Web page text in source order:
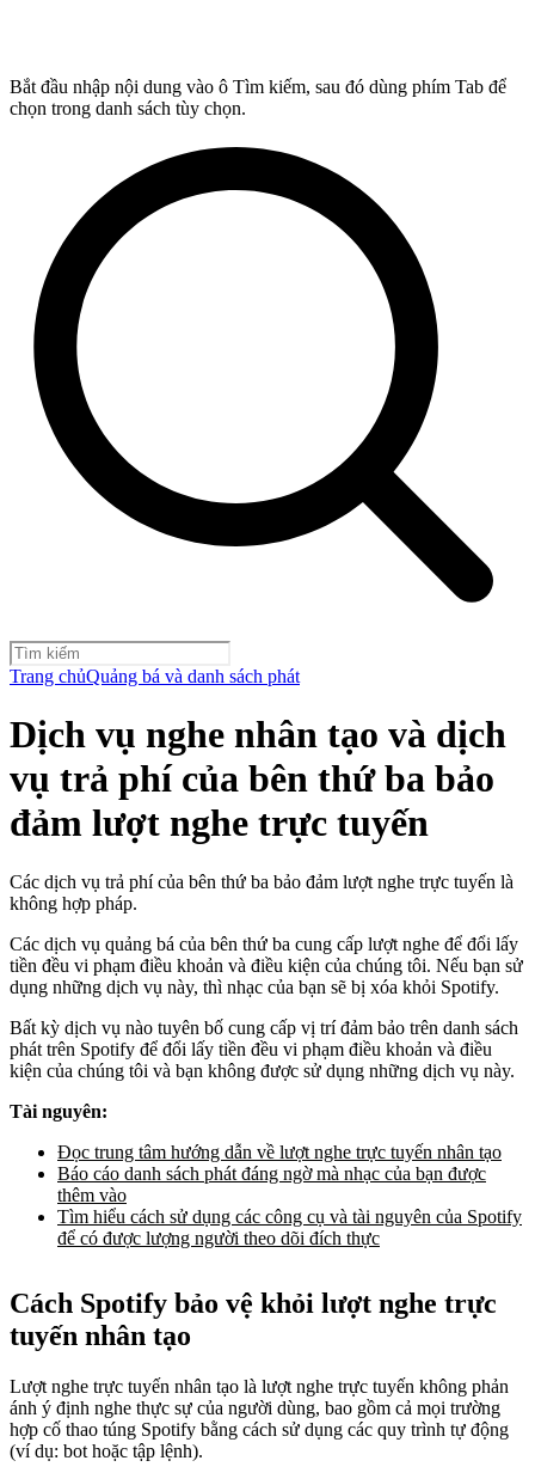
Bắt đầu nhập nội dung vào ô Tìm kiếm, sau đó dùng phím Tab để
chọn trong danh sách tùy chọn.
Trang chủQuảng bá và danh sách phát
Dịch vụ nghe nhân tạo và dịch
vụ trả phí của bên thứ ba bảo
đảm lượt nghe trực tuyến
Các dịch vụ trả phí của bên thứ ba bảo đảm lượt nghe trực tuyến là
không hợp pháp.
Các dịch vụ quảng bá của bên thứ ba cung cấp lượt nghe để đổi lấy
tiền đều vi phạm điều khoản và điều kiện của chúng tôi. Nếu bạn sử
dụng những dịch vụ này, thì nhạc của bạn sẽ bị xóa khỏi Spotify.
Bất kỳ dịch vụ nào tuyên bố cung cấp vị trí đảm bảo trên danh sách
phát trên Spotify để đổi lấy tiền đều vi phạm điều khoản và điều
kiện của chúng tôi và bạn không được sử dụng những dịch vụ này.
Tài nguyên:
Đọc trung tâm hướng dẫn về lượt nghe trực tuyến nhân tạo
Báo cáo danh sách phát đáng ngờ mà nhạc của bạn được
thêm vào
Tìm hiểu cách sử dụng các công cụ và tài nguyên của Spotify
để có được lượng người theo dõi đích thực
Cách Spotify bảo vệ khỏi lượt nghe trực
tuyến nhân tạo
Lượt nghe trực tuyến nhân tạo là lượt nghe trực tuyến không phản
ánh ý định nghe thực sự của người dùng, bao gồm cả mọi trường
hợp cố thao túng Spotify bằng cách sử dụng các quy trình tự động
(ví dụ: bot hoặc tập lệnh).